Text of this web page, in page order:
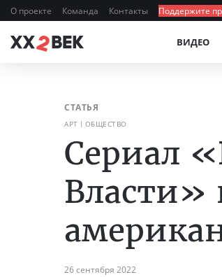
О проекте Команда Контакты Поддержите
ВИДЕО
СТАТЬЯ
АРТ ОБЩЕСТВО
Сериал
Власти»
26 сентября 2022